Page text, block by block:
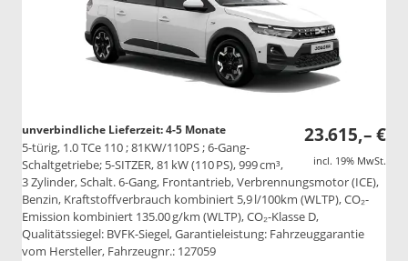
23.615,– €
incl. 19% MwSt.
unverbindliche Lieferzeit: 4-5 Monate
5-türig, 1.0 TCe 110 ; 81KW/110PS ; 6-Gang-
Schaltgetriebe; 5-SITZER, 81 kW (110 PS), 999 cm³,
3 Zylinder, Schalt. 6-Gang, Frontantrieb, Verbrennungsmotor (ICE),
Benzin, Kraftstoffverbrauch kombiniert 5,9 l/100km (WLTP), CO₂-
Emission kombiniert 135.00 g/km (WLTP), CO₂-Klasse D,
Qualitätssiegel: BVFK-Siegel, Garantieleistung: Fahrzeuggarantie
vom Hersteller, Fahrzeugnr.: 127059